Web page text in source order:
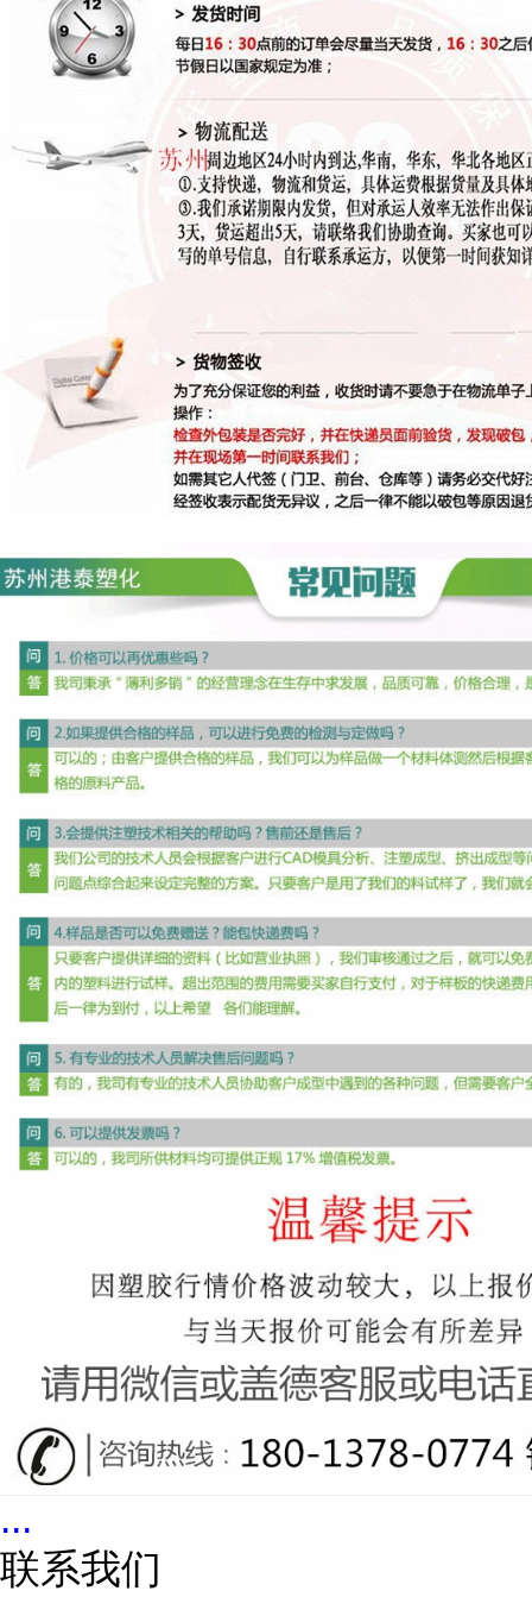
...
联系我们